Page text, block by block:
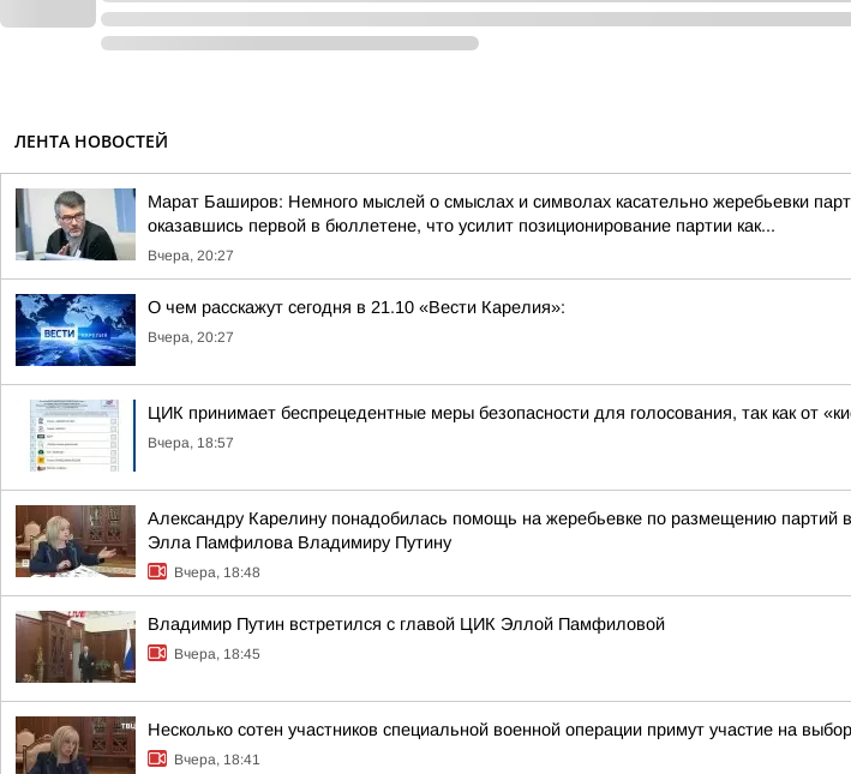
ЛЕНТА НОВОСТЕЙ
Марат Баширов: Немного мыслей о смыслах и символах касательно жеребьевки
оказавшись первой в бюллетене, что усилит позиционирование партии как...
Вчера, 20:27
О чем расскажут сегодня в 21.10 «Вести Карелия»:
Вчера, 20:27
ЦИК принимает беспрецедентные меры безопасности для голосования, так как от
Вчера, 18:57
Александру Карелину понадобилась помощь на жеребьевке по размещению партий
Элла Памфилова Владимиру Путину
Вчера, 18:48
Владимир Путин встретился с главой ЦИК Эллой Памфиловой
Вчера, 18:45
Несколько сотен участников специальной военной операции примут участие на
Вчера, 18:41